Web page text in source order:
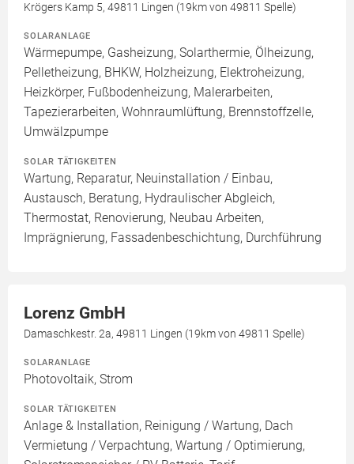
Krögers Kamp 5, 49811 Lingen (19km von 49811 Spelle)
SOLARANLAGE
Wärmepumpe, Gasheizung, Solarthermie, Ölheizung,
Pelletheizung, BHKW, Holzheizung, Elektroheizung,
Heizkörper, Fußbodenheizung, Malerarbeiten,
Tapezierarbeiten, Wohnraumlüftung, Brennstoffzelle,
Umwälzpumpe
SOLAR TÄTIGKEITEN
Wartung, Reparatur, Neuinstallation / Einbau,
Austausch, Beratung, Hydraulischer Abgleich,
Thermostat, Renovierung, Neubau Arbeiten,
Imprägnierung, Fassadenbeschichtung, Durchführung
Lorenz GmbH
Damaschkestr. 2a, 49811 Lingen (19km von 49811 Spelle)
SOLARANLAGE
Photovoltaik, Strom
SOLAR TÄTIGKEITEN
Anlage & Installation, Reinigung / Wartung, Dach
Vermietung / Verpachtung, Wartung / Optimierung,